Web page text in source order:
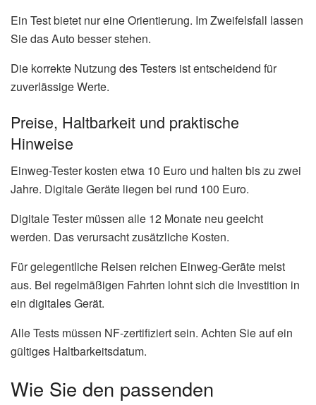
Ein Test bietet nur eine Orientierung. Im Zweifelsfall lassen
Sie das Auto besser stehen.
Die korrekte Nutzung des Testers ist entscheidend für
zuverlässige Werte.
Preise, Haltbarkeit und praktische
Hinweise
Einweg-Tester kosten etwa 10 Euro und halten bis zu zwei
Jahre. Digitale Geräte liegen bei rund 100 Euro.
Digitale Tester müssen alle 12 Monate neu geeicht
werden. Das verursacht zusätzliche Kosten.
Für gelegentliche Reisen reichen Einweg-Geräte meist
aus. Bei regelmäßigen Fahrten lohnt sich die Investition in
ein digitales Gerät.
Alle Tests müssen NF-zertifiziert sein. Achten Sie auf ein
gültiges Haltbarkeitsdatum.
Wie Sie den passenden